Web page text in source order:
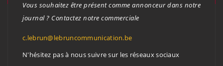
Vous souhaitez être présent comme annonceur dans notre
journal ? Contactez notre commerciale
c.lebrun@lebruncommunication.be
N'hésitez pas à nous suivre sur les réseaux sociaux